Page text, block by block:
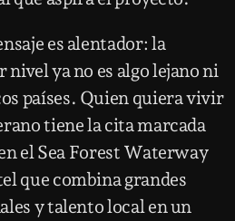
es alentador: la
ya no es algo lejano ni
países. Quien quiera vivir
tiene la cita marcada
el Sea Forest Waterway
que combina grandes
y talento local en un